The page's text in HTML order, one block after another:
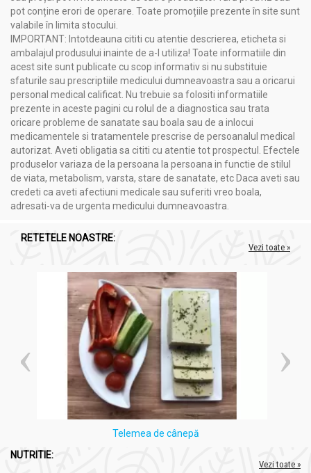
pot conține erori de operare. Toate promoțiile prezente în site sunt
valabile în limita stocului.
IMPORTANT: Intotdeauna cititi cu atentie descrierea, eticheta si
ambalajul produsului inainte de a-l utiliza! Toate informatiile din
acest site sunt publicate cu scop informativ si nu substituie
sfaturile sau prescriptiile medicului dumneavoastra sau a oricarui
personal medical calificat. Nu trebuie sa folositi informatiile
prezente in aceste pagini cu rolul de a diagnostica sau trata
oricare probleme de sanatate sau boala sau de a inlocui
medicamentele si tratamentele prescrise de persoanalul medical
autorizat. Aveti obligatia sa cititi cu atentie tot prospectul. Efectele
produselor variaza de la persoana la persoana in functie de stilul
de viata, metabolism, varsta, stare de sanatate, etc Daca aveti sau
credeti ca aveti afectiuni medicale sau suferiti vreo boala,
adresati-va de urgenta medicului dumneavoastra.
RETETELE NOASTRE:
Vezi toate »
Telemea de cânepă
NUTRITIE:
Vezi toate »